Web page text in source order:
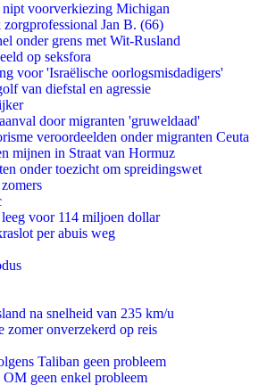
nipt voorverkiezing Michigan
Jan B. (66)
onder grens met Wit-Rusland
op seksfora
voor 'Israëlische oorlogsmisdadigers'
van diefstal en agressie
door migranten 'gruweldaad'
veroordeelden onder migranten Ceuta
mijnen in Straat van Hormuz
onder toezicht om spreidingswet
voor 114 miljoen dollar
per abuis weg
na snelheid van 235 km/u
zomer onverzekerd op reis
Taliban geen probleem
geen enkel probleem